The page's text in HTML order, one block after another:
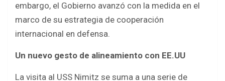
embargo, el Gobierno avanzó con la medida en el
marco de su estrategia de cooperación
internacional en defensa.
Un nuevo gesto de alineamiento con EE.UU
La visita al USS Nimitz se suma a una serie de